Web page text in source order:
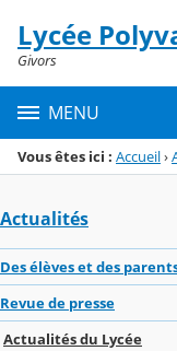
Menu de la
Contenu
Lycée
Givors
MENU
Vous êtes ici : Accueil›
Actualités
Des élèves et des
Revue de presse
Actualités du Lycée